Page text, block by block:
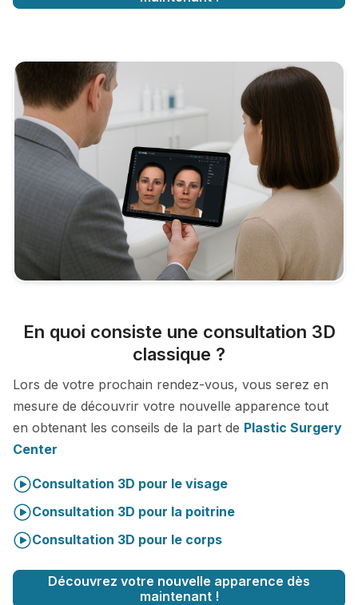
En quoi consiste une consultation 3D
classique ?
Lors de votre prochain rendez-vous, vous serez en
mesure de découvrir votre nouvelle apparence tout
en obtenant les conseils de la part de Plastic Surgery
Center
Consultation 3D pour le visage
Consultation 3D pour la poitrine
Consultation 3D pour le corps
Découvrez votre nouvelle apparence dès
maintenant !